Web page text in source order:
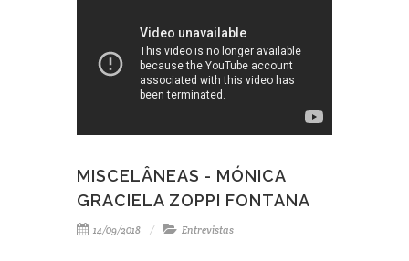
MISCELÂNEAS - MÓNICA
GRACIELA ZOPPI FONTANA
14/09/2018 Entrevistas